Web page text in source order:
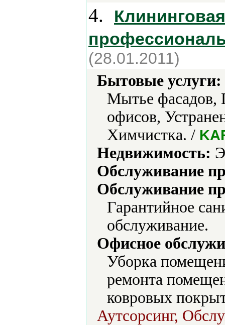
4.
(28.01.2011)
Бытовые услуги:
Мытье фасадов,
офисов,
Химчистка. /
Недвижимость:
Обслуживание
Обслуживание
Гарантийное
обслуживание.
Офисное
Уборка
ремонта
ковровых
Аутсорсинг,